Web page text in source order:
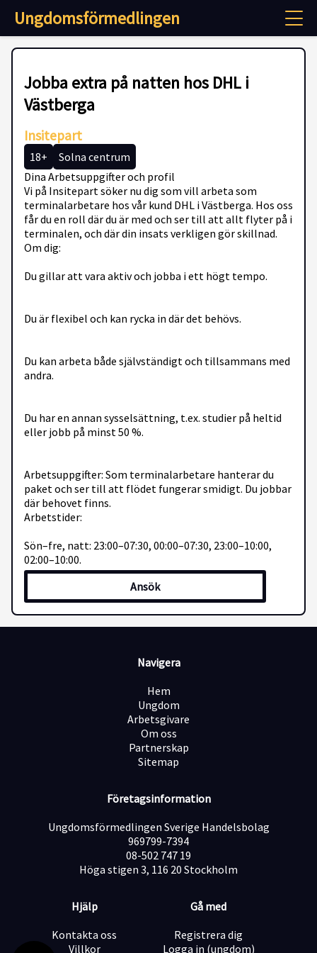
Ungdomsförmedlingen
Jobba extra på natten hos DHL i
Västberga
Insitepart
18+
Solna centrum
Dina Arbetsuppgifter och profil
Vi på Insitepart söker nu dig som vill arbeta som
terminalarbetare hos vår kund DHL i Västberga. Hos oss
får du en roll där du är med och ser till att allt flyter på i
terminalen, och där din insats verkligen gör skillnad.
Om dig:
Du gillar att vara aktiv och jobba i ett högt tempo.
Du är flexibel och kan rycka in där det behövs.
Du kan arbeta både självständigt och tillsammans med
andra.
Du har en annan sysselsättning, t.ex. studier på heltid
eller jobb på minst 50 %.
Arbetsuppgifter: Som terminalarbetare hanterar du
paket och ser till att flödet fungerar smidigt. Du jobbar
där behovet finns.
Arbetstider:
Sön–fre, natt: 23:00–07:30, 00:00–07:30, 23:00–10:00,
02:00–10:00.
Flexibilitet är viktigt eftersom behovet kan förändras
snabbt.
du som söker har en annan sysselsättning. Det kan
exempelvis vara studier på 100% eller annat jobb på
Du som jobbar hos oss får en arbetsgivare som gör sitt
yttersta för att du ska få utvecklas och få alla
möjligheter till att nå goda resultat. Vi är ett
auktoriserat bemanningsföretag vilket betyder att vi
säkra arbetsvillkor och kollektivavtal. Våra flexibla
faktor till vår starka tillväxt.
Du ska vara minst 18 år gammal
Skall kunna jobba minst 3 nätter i veckan mellan
söndag natt och fredag morgon
Ansök
Navigera
Hem
Ungdom
Arbetsgivare
Om oss
Partnerskap
Sitemap
Företagsinformation
Ungdomsförmedlingen Sverige Handelsbolag
969799-7394
08-502 747 19
Höga stigen 3, 116 20 Stockholm
Hjälp
Kontakta oss
Villkor
Gå med
Registrera dig
Logga in (ungdom)